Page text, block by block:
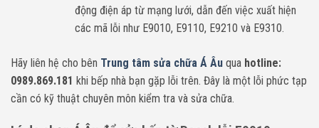
động điện áp từ mạng lưới, dẫn đến việc xuất hiện
các mã lỗi như E9010, E9110, E9210 và E9310.
Hãy liên hệ cho bên Trung tâm sửa chữa Á Âu qua hotline:
0989.869.181 khi bếp nhà bạn gặp lỗi trên. Đây là một lỗi phức tạp
cần có kỹ thuật chuyên môn kiểm tra và sửa chữa.